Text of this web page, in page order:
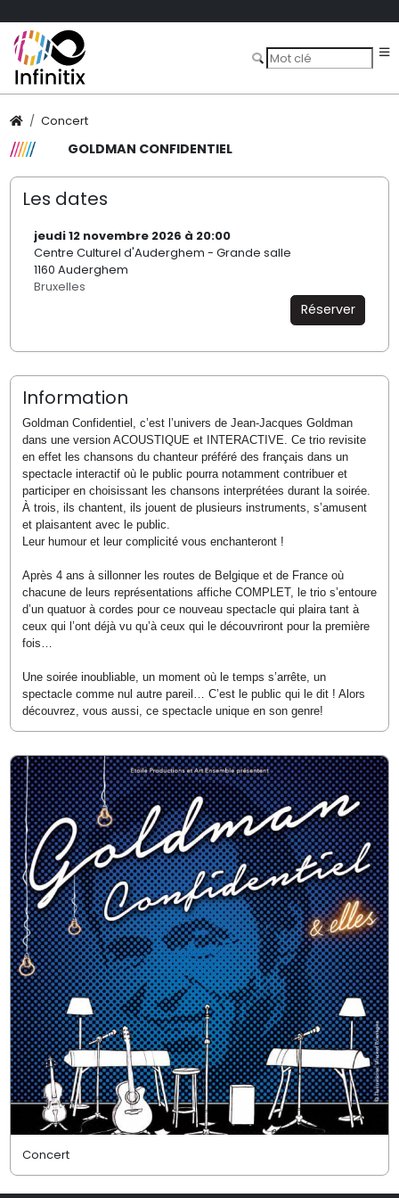
Concert
GOLDMAN CONFIDENTIEL
Les dates
jeudi 12 novembre 2026 à 20:00
Centre Culturel d'Auderghem - Grande salle
1160 Auderghem
Bruxelles
Réserver
Information
Goldman Confidentiel, c’est l’univers de Jean-Jacques Goldman
dans une version ACOUSTIQUE et INTERACTIVE. Ce trio revisite
en effet les chansons du chanteur préféré des français dans un
spectacle interactif où le public pourra notamment contribuer et
participer en choisissant les chansons interprétées durant la soirée.
À trois, ils chantent, ils jouent de plusieurs instruments, s’amusent
et plaisantent avec le public.
Leur humour et leur complicité vous enchanteront !
Après 4 ans à sillonner les routes de Belgique et de France où
chacune de leurs représentations affiche COMPLET, le trio s’entoure
d’un quatuor à cordes pour ce nouveau spectacle qui plaira tant à
ceux qui l’ont déjà vu qu’à ceux qui le découvriront pour la première
fois…
Une soirée inoubliable, un moment où le temps s’arrête, un
spectacle comme nul autre pareil… C’est le public qui le dit ! Alors
découvrez, vous aussi, ce spectacle unique en son genre!
Concert